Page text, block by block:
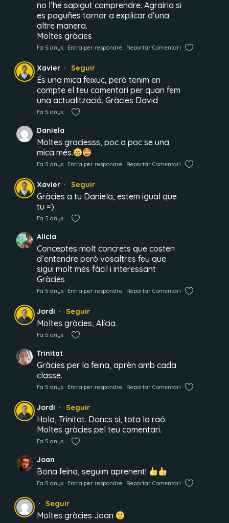
no l’he sapigut comprendre. Agrairia si
es poguñes tornar a explicar d’una
altre manera.
Moltes gràcies
Fa 5 anys Entra per respondre Reportar Comentari
Xavier Seguir
És una mica feixuc, però tenim en
compte el teu comentari per quan fem
una actualització. Gràcies David
Fa 5 anys
Daniela
Moltes graciesss, poc a poc se una
mica més.
Fa 5 anys Entra per respondre Reportar Comentari
Xavier Seguir
Gràcies a tu Daniela, estem igual que
tu =)
Fa 5 anys
Alicia
Conceptes molt concrets que costen
d’entendre però vosaltres feu que
sigui molt més fàcil i interessant
Gràcies
Fa 5 anys Entra per respondre Reportar Comentari
Jordi Seguir
Moltes gràcies, Alícia.
Fa 5 anys
Trinitat
Gràcies per la feina, aprèn amb cada
classe.
Fa 5 anys Entra per respondre Reportar Comentari
Jordi Seguir
Hola, Trinitat. Doncs si, tota la raó.
Moltes gràcies pel teu comentari.
Fa 5 anys
Joan
Bona feina, seguim aprenent!
Fa 5 anys Entra per respondre Reportar Comentari
Seguir
Moltes gràcies Joan